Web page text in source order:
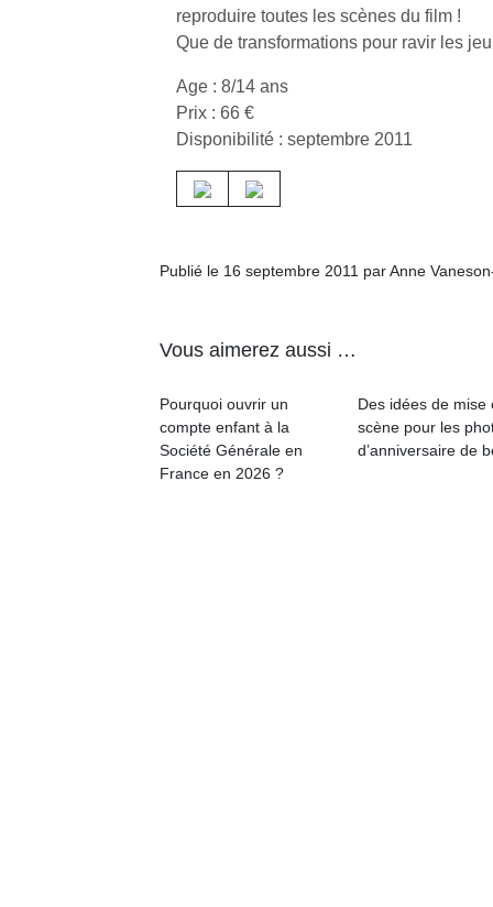
reproduire toutes les scènes du film !
Que de transformations pour ravir les
Age : 8/14 ans
Prix : 66 €
Disponibilité : septembre 2011
Publié le 16 septembre 2011 par Anne
Vous aimerez aussi …
Pourquoi ouvrir un
compte enfant à la
Société Générale en
France en 2026 ?
Des idées de mise
scène pour les
d’anniversaire de
physique
ou